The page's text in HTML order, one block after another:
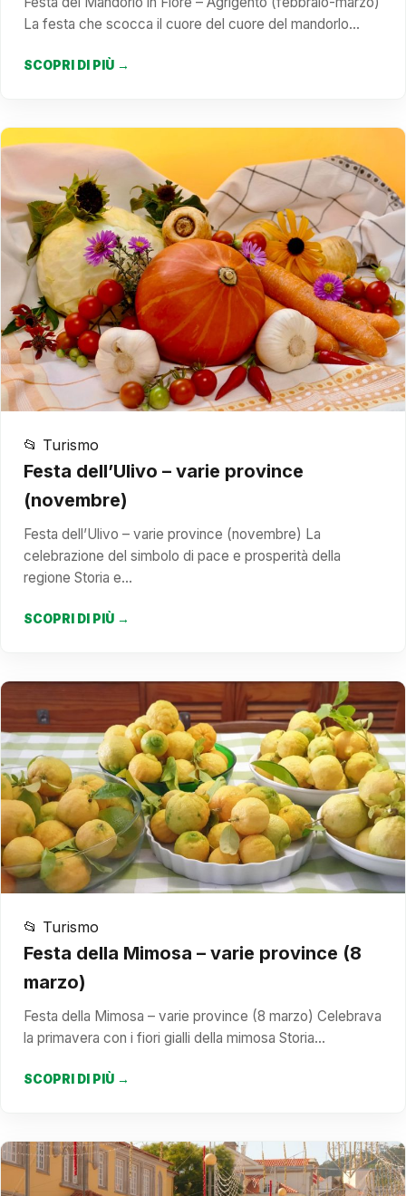
La festa che scocca il cuore del cuore del mandorlo…
SCOPRI DI PIÙ →
📂 Turismo
Festa dell’Ulivo – varie province
(novembre)
Festa dell’Ulivo – varie province (novembre) La
celebrazione del simbolo di pace e prosperità della
regione Storia e…
SCOPRI DI PIÙ →
📂 Turismo
Festa della Mimosa – varie province (8
marzo)
Festa della Mimosa – varie province (8 marzo) Celebrava
la primavera con i fiori gialli della mimosa Storia…
SCOPRI DI PIÙ →